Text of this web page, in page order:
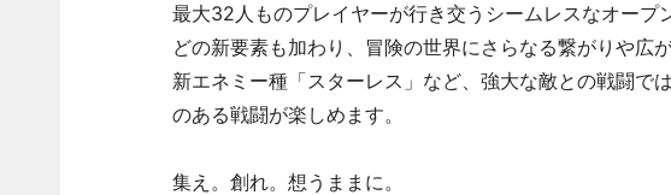
最大32人ものプレイヤーが行き交うシームレスなオープ
どの新要素も加わり、冒険の世界にさらなる繋がりや広
新エネミー種「スターレス」など、強大な敵との戦闘で
のある戦闘が楽しめます。
集え。創れ。想うままに。